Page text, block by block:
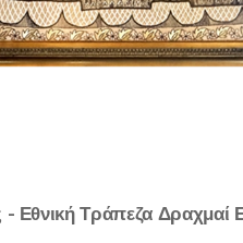
Τράπεζα Δραχμαί